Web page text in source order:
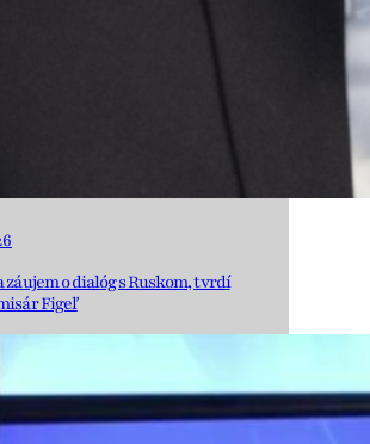
záujem o dialóg s Ruskom, tvrdí
Figeľ